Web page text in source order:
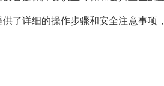
了详细的操作步骤和安全注意事